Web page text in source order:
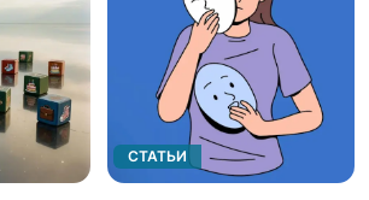
СТАТЬИ